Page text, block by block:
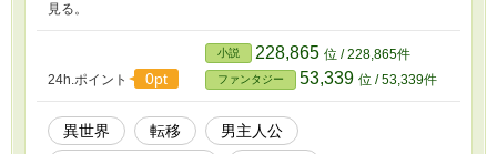
見る。
24h.ポイント 0pt
小説 228,865 位 / 228,865件
ファンタジー 53,339 位 / 53,339件
異世界 転移
男主人公